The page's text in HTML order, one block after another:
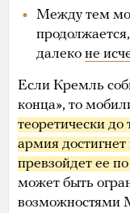
Между тем
далеко не
Если Кремль
конца», то
теоретически до
армия достигнет
превзойдет ее
может быть
возможностями